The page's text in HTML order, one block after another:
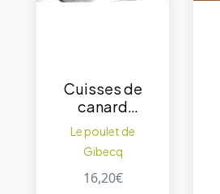
Cuisses de
canard
confites
2pc +/-
500Gr
Le poulet de
Gibecq
16,20€